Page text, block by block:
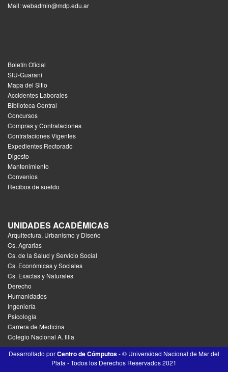
Mail: webadmin@mdp.edu.ar
Boletín Oficial
SIU-Guaraní
Mapa del Sitio
Accidentes Laborales
Biblioteca Central
Concursos
Compras y Contrataciones
Contrataciones Vigentes
Expedientes Rectorado
Digesto
Mantenimiento
Convenios
Recibos de sueldo
UNIDADES ACADÉMICAS
Arquitectura, Urbanismo y Diseńo
Cs. Agrarias
Cs. de la Salud y Servicio Social
Cs. Económicas y Sociales
Cs. Exactas y Naturales
Derecho
Humanidades
Ingeniería
Psicología
Carrera de Medicina
Colegio Nacional A. Illia
Desarrollado porCentro de Cómputos- © Universidad Nacional de Mar del
Plata - Todos los Derechos Reservados 2021